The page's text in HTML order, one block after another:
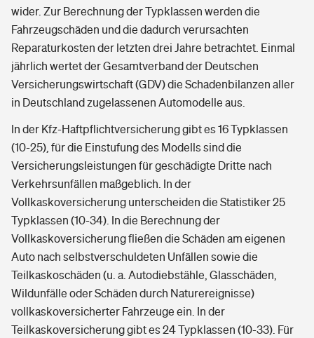
wider. Zur Berechnung der Typklassen werden die
Fahrzeugschäden und die dadurch verursachten
Reparaturkosten der letzten drei Jahre betrachtet. Einmal
jährlich wertet der Gesamtverband der Deutschen
Versicherungswirtschaft (GDV) die Schadenbilanzen aller
in Deutschland zugelassenen Automodelle aus.
In der Kfz-Haftpflichtversicherung gibt es 16 Typklassen
(10-25), für die Einstufung des Modells sind die
Versicherungsleistungen für geschädigte Dritte nach
Verkehrsunfällen maßgeblich. In der
Vollkaskoversicherung unterscheiden die Statistiker 25
Typklassen (10-34). In die Berechnung der
Vollkaskoversicherung fließen die Schäden am eigenen
Auto nach selbstverschuldeten Unfällen sowie die
Teilkaskoschäden (u. a. Autodiebstähle, Glasschäden,
Wildunfälle oder Schäden durch Naturereignisse)
vollkaskoversicherter Fahrzeuge ein. In der
Teilkaskoversicherung gibt es 24 Typklassen (10-33). Für